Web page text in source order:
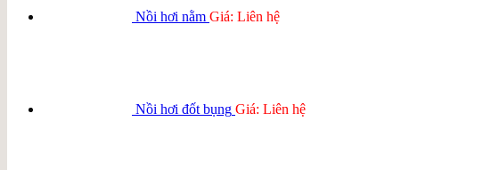
Nồi hơi nằm Giá: Liên hệ
Nồi hơi đốt bụng Giá: Liên hệ